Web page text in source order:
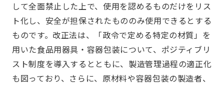
して全面禁止した上で、使用を認めるものだけをリス
ト化し、安全が担保されたもののみ使用できるとする
ものです。改正法は、「政令で定める特定の材質」を
用いた食品用器具・容器包装について、ポジティブリ
スト制度を導入するとともに、製造管理過程の適正化
も図っており、さらに、原材料や容器包装の製造者、